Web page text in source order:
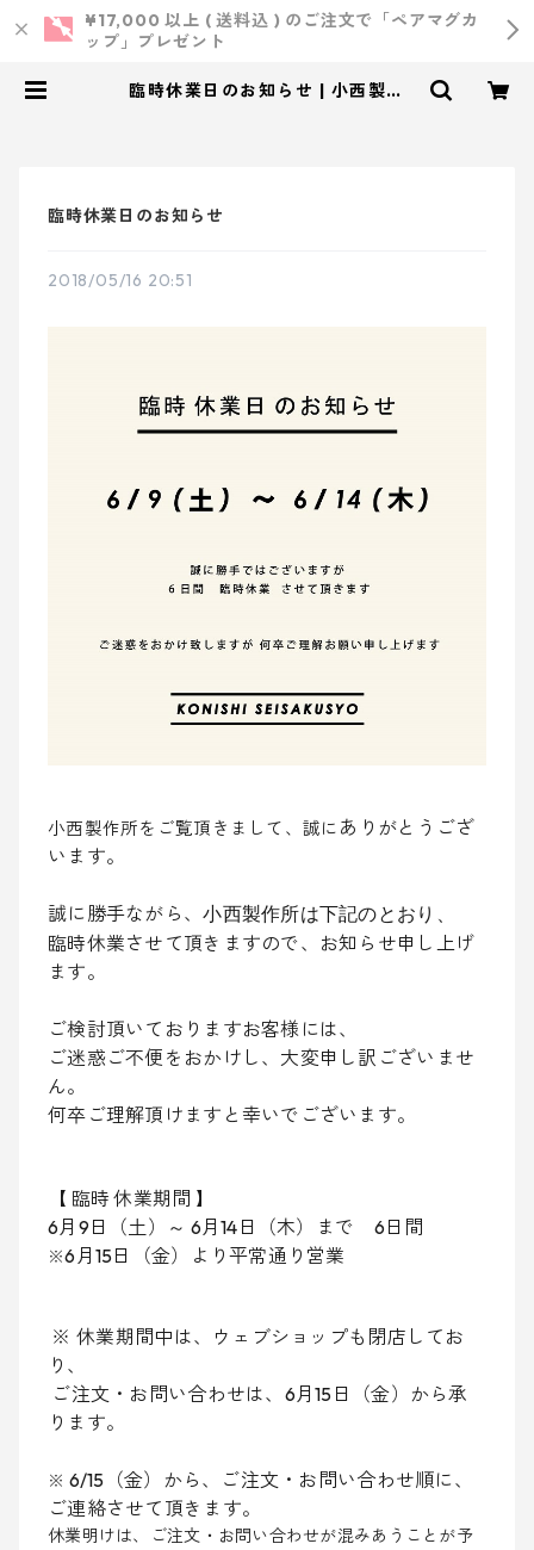
¥17,000 以上 ( 送料込 ) のご注文で「ペアマグカ
ップ」プレゼント
臨時休業日のお知らせ | 小西製作
臨時休業日のお知らせ
2018/05/16 20:51
小西製作所をご覧頂きまして、誠に ありがとうござ
います。
誠に勝手ながら、小西製作所は下記のとおり、
臨時休業させて頂きますので、お知らせ申し上げ
ます。
ご検討頂いておりますお客様には、
ご迷惑ご不便をおかけし、 大変申し訳ございませ
ん。
何卒ご理解頂けますと幸いでございます。
【 臨時 休業期間 】
6月 9 日（土）～ 6月14 日（木）まで 6日間
※6 月 15日（金）より平常通り営業
※ 休業期間中は、ウェブショップも閉店してお
り、
ご注文・お問い合わせは、6月15日（金）から承
ります。
※ 6/15 （金）から、ご注文・お問い合わせ順に、
ご連絡させて頂きます。
休業明けは、ご注文・お問い合わせが混みあうことが予